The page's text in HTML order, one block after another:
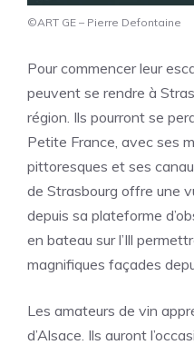
©ART GE – Pierre Defontaine
Pour commencer leur
peuvent se rendre à
région. Ils pourront se
Petite France, avec ses
pittoresques et ses
de Strasbourg offre une
depuis sa plateforme
en bateau sur l’Ill
magnifiques façades
Les amateurs de vin
d’Alsace. Ils auront